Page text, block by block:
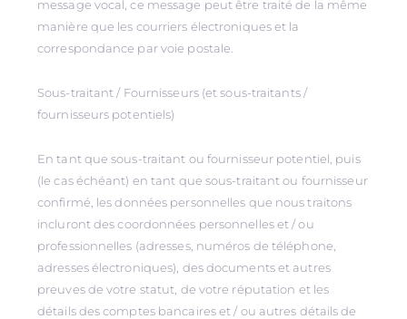
message vocal, ce message peut être traité de la même
manière que les courriers électroniques et la
correspondance par voie postale.
Sous-traitant / Fournisseurs (et sous-traitants /
fournisseurs potentiels)
En tant que sous-traitant ou fournisseur potentiel, puis
(le cas échéant) en tant que sous-traitant ou fournisseur
confirmé, les données personnelles que nous traitons
incluront des coordonnées personnelles et / ou
professionnelles (adresses, numéros de téléphone,
adresses électroniques), des documents et autres
preuves de votre statut, de votre réputation et les
détails des comptes bancaires et / ou autres détails de